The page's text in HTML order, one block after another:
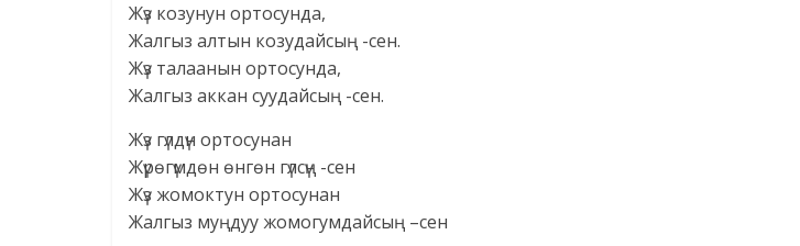
Жүз козунун ортосунда,
Жалгыз алтын козудайсың -сен.
Жүз талаанын ортосунда,
Жалгыз аккан суудайсың -сен.
Жүз гүлдүн ортосунан
Жүрөгүмдөн өнгөн гүлсүң -сен
Жүз жомоктун ортосунан
Жалгыз муңдуу жомогумдайсың –сен